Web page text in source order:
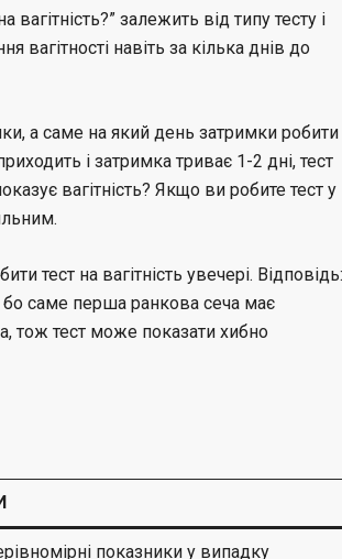
залежить від типу тесту і
вагітності навіть за кілька днів до
а саме на який день затримки робити
і затримка триває 1-2 дні, тест
вагітність? Якщо ви робите тест у
тест на вагітність увечері. Відповідь:
бо саме перша ранкова сеча має
тож тест може показати хибно
показники у випадку